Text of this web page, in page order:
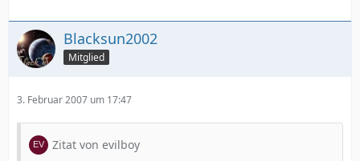
Blacksun2002
Mitglied
3. Februar 2007 um 17:47
Zitat von evilboy